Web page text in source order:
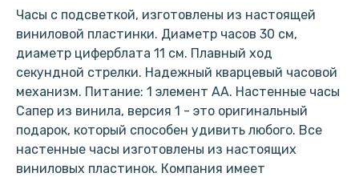
Часы с подсветкой, изготовлены из настоящей
виниловой пластинки. Диаметр часов 30 см,
диаметр циферблата 11 см. Плавный ход
секундной стрелки. Надежный кварцевый часовой
механизм. Питание: 1 элемент АА. Настенные часы
Сапер из винила, версия 1 - это оригинальный
подарок, который способен удивить любого. Все
настенные часы изготовлены из настоящих
виниловых пластинок. Компания имеет